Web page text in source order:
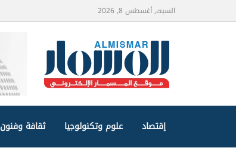
السبت, أغسطس 8, 2026
إقتصاد علوم وتكنولوجيا ثقافة وفنون